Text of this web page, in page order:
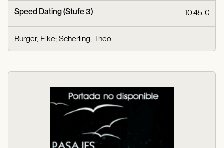
Speed Dating (Stufe 3) 10,45 €
Burger, Elke; Scherling, Theo